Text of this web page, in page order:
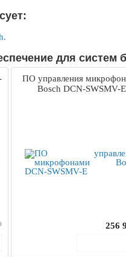
для систем
ПО управления
Bosch DCN-SWSMV-E
256